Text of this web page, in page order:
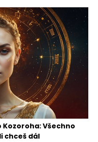
Všechno
chceš dál